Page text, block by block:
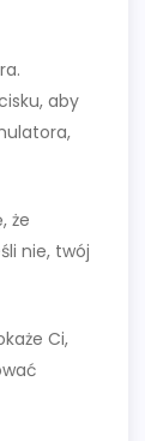
aby
że
nie, twój
Ci,